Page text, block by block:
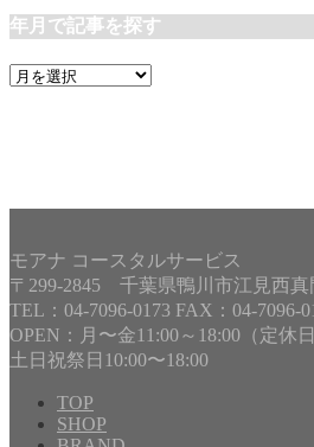
年月で記事を探す
年
モアナ コースタルサービス
〒299-2845 千葉県鴨川市江見西真
TEL：04-7096-0173 FAX：04-7096-
OPEN：月〜金11:00～18:00（定休
土日祝祭日10:00〜18:00
TOP
SHOP